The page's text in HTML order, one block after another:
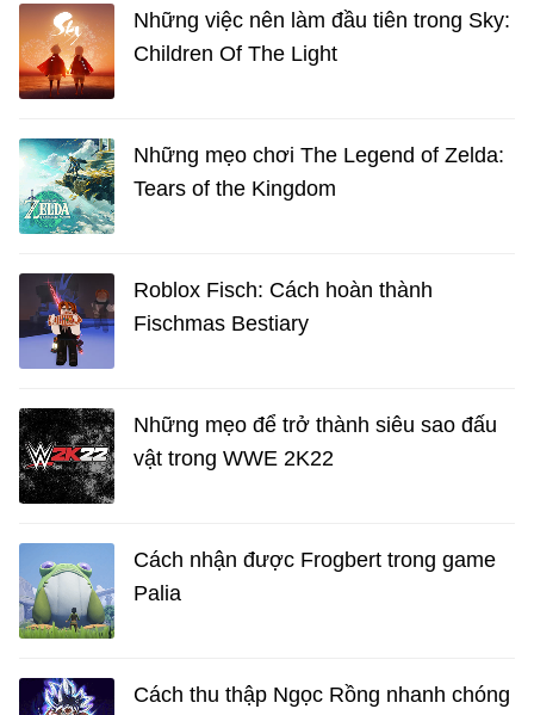
Những việc nên làm đầu tiên trong Sky:
Children Of The Light
Những mẹo chơi The Legend of Zelda:
Tears of the Kingdom
Roblox Fisch: Cách hoàn thành
Fischmas Bestiary
Những mẹo để trở thành siêu sao đấu
vật trong WWE 2K22
Cách nhận được Frogbert trong game
Palia
Cách thu thập Ngọc Rồng nhanh chóng